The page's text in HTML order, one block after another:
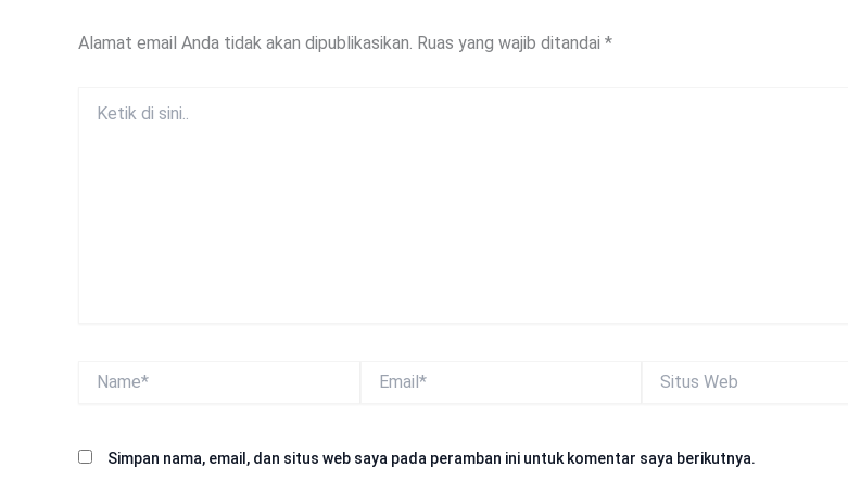
Alamat email Anda tidak akan dipublikasikan. Ruas yang wajib ditandai *
Web
Simpan nama, email, dan situs web saya pada peramban ini untuk komentar saya berikutnya.